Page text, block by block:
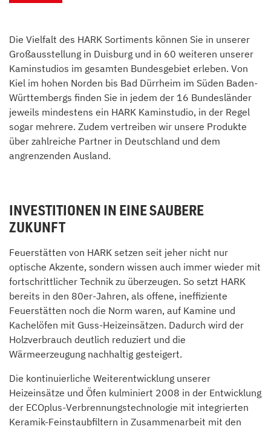
Die Vielfalt des HARK Sortiments können Sie in unserer
Großausstellung in Duisburg und in 60 weiteren unserer
Kaminstudios im gesamten Bundesgebiet erleben. Von
Kiel im hohen Norden bis Bad Dürrheim im Süden Baden-
Württembergs finden Sie in jedem der 16 Bundesländer
jeweils mindestens ein HARK Kaminstudio, in der Regel
sogar mehrere. Zudem vertreiben wir unsere Produkte
über zahlreiche Partner in Deutschland und dem
angrenzenden Ausland.
INVESTITIONEN IN EINE SAUBERE
ZUKUNFT
Feuerstätten von HARK setzen seit jeher nicht nur
optische Akzente, sondern wissen auch immer wieder mit
fortschrittlicher Technik zu überzeugen. So setzt HARK
bereits in den 80er-Jahren, als offene, ineffiziente
Feuerstätten noch die Norm waren, auf Kamine und
Kachelöfen mit Guss-Heizeinsätzen. Dadurch wird der
Holzverbrauch deutlich reduziert und die
Wärmeerzeugung nachhaltig gesteigert.
Die kontinuierliche Weiterentwicklung unserer
Heizeinsätze und Öfen kulminiert 2008 in der Entwicklung
der ECOplus-Verbrennungstechnologie mit integrierten
Keramik-Feinstaubfiltern in Zusammenarbeit mit den